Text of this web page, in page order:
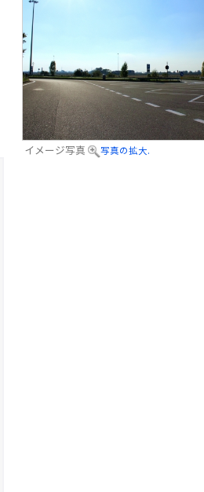
イメージ写真 写真の拡大.